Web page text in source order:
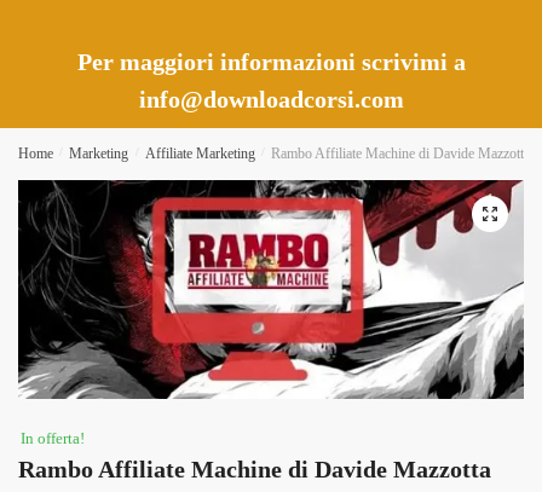
Per maggiori informazioni scrivimi a
info@downloadcorsi.com
Home Marketing Affiliate Marketing Rambo Affiliate Machine di Davide Mazzotta
In offerta!
Rambo Affiliate Machine di Davide Mazzotta